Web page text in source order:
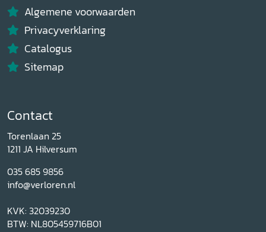
Algemene voorwaarden
Privacyverklaring
Catalogus
Sitemap
Contact
Torenlaan 25
1211 JA Hilversum
035 685 9856
info@verloren.nl
KVK: 32039230
BTW: NL805459716B01